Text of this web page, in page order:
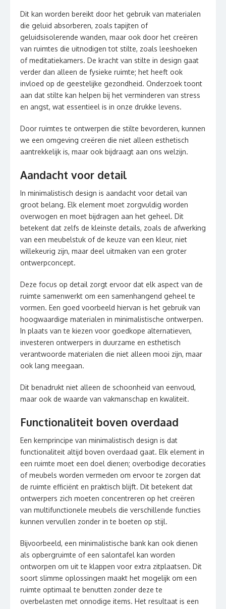
Dit kan worden bereikt door het gebruik van materialen
die geluid absorberen, zoals tapijten of
geluidsisolerende wanden, maar ook door het creëren
van ruimtes die uitnodigen tot stilte, zoals leeshoeken
of meditatiekamers. De kracht van stilte in design gaat
verder dan alleen de fysieke ruimte; het heeft ook
invloed op de geestelijke gezondheid. Onderzoek toont
aan dat stilte kan helpen bij het verminderen van stress
en angst, wat essentieel is in onze drukke levens.
Door ruimtes te ontwerpen die stilte bevorderen, kunnen
we een omgeving creëren die niet alleen esthetisch
aantrekkelijk is, maar ook bijdraagt aan ons welzijn.
Aandacht voor detail
In minimalistisch design is aandacht voor detail van
groot belang. Elk element moet zorgvuldig worden
overwogen en moet bijdragen aan het geheel. Dit
betekent dat zelfs de kleinste details, zoals de afwerking
van een meubelstuk of de keuze van een kleur, niet
willekeurig zijn, maar deel uitmaken van een groter
ontwerpconcept.
Deze focus op detail zorgt ervoor dat elk aspect van de
ruimte samenwerkt om een samenhangend geheel te
vormen. Een goed voorbeeld hiervan is het gebruik van
hoogwaardige materialen in minimalistische ontwerpen.
In plaats van te kiezen voor goedkope alternatieven,
investeren ontwerpers in duurzame en esthetisch
verantwoorde materialen die niet alleen mooi zijn, maar
ook lang meegaan.
Dit benadrukt niet alleen de schoonheid van eenvoud,
maar ook de waarde van vakmanschap en kwaliteit.
Functionaliteit boven overdaad
Een kernprincipe van minimalistisch design is dat
functionaliteit altijd boven overdaad gaat. Elk element in
een ruimte moet een doel dienen; overbodige decoraties
of meubels worden vermeden om ervoor te zorgen dat
de ruimte efficiënt en praktisch blijft. Dit betekent dat
ontwerpers zich moeten concentreren op het creëren
van multifunctionele meubels die verschillende functies
kunnen vervullen zonder in te boeten op stijl.
Bijvoorbeeld, een minimalistische bank kan ook dienen
als opbergruimte of een salontafel kan worden
ontworpen om uit te klappen voor extra zitplaatsen. Dit
soort slimme oplossingen maakt het mogelijk om een
ruimte optimaal te benutten zonder deze te
overbelasten met onnodige items. Het resultaat is een